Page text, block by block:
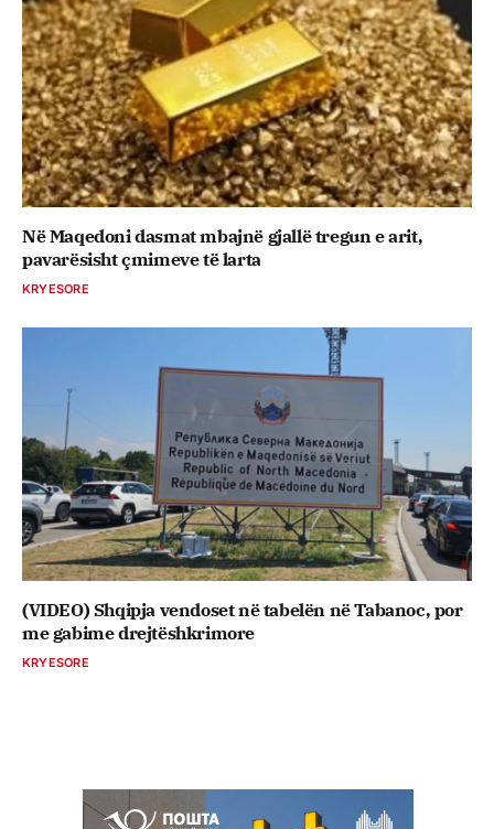
Në Maqedoni dasmat mbajnë gjallë tregun e arit,
pavarësisht çmimeve të larta
KRYESORE
(VIDEO) Shqipja vendoset në tabelën në Tabanoc, por
me gabime drejtëshkrimore
KRYESORE